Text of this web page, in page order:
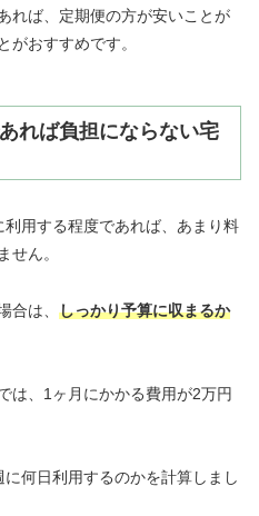
れば、定期便の方が安いことが
がおすすめです。
れば負担にならない宅
用する程度であれば、あまり料
せん。
合は、 しっかり予算に収まるか
は、1ヶ月にかかる費用が2万円
何日利用するのかを計算しまし